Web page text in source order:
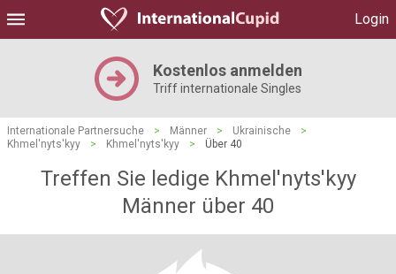
Login
Kostenlos anmelden
Triff internationale Singles
Internationale Partnersuche > Männer > Ukrainische
>
Khmel'nyts'kyy
> Khmel'nyts'kyy > Über 40
Treffen Sie ledige Khmel'nyts'kyy
Männer über 40